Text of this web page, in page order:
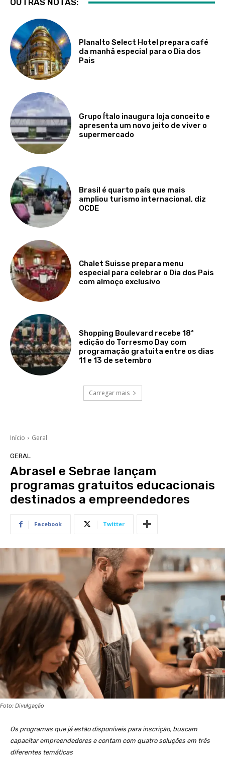
OUTRAS NOTAS:
Planalto Select Hotel prepara café
da manhã especial para o Dia dos
Pais
Grupo Ítalo inaugura loja conceito e
apresenta um novo jeito de viver o
supermercado
Brasil é quarto país que mais
ampliou turismo internacional, diz
OCDE
Chalet Suisse prepara menu
especial para celebrar o Dia dos Pais
com almoço exclusivo
Shopping Boulevard recebe 18ª
edição do Torresmo Day com
programação gratuita entre os dias
11 e 13 de setembro
Carregar mais